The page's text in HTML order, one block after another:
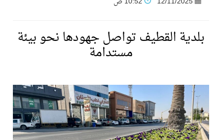
تنافس قوي بين كبرى الإسطبلات في ثاني أسابيع موسم سباقات الرياض
سيل الخير يروي ملاعب الكوكب
بلدية القطيف تواصل جهودها نحو بيئة
مستدامة